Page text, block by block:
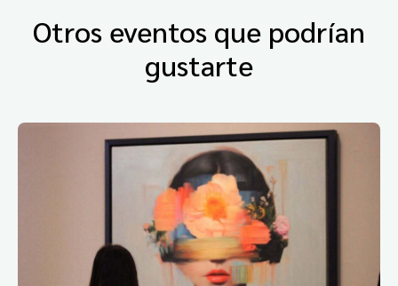
Otros eventos que podrían
gustarte